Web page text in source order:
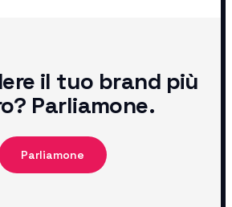
il tuo brand più
Parliamone.
Parliamone